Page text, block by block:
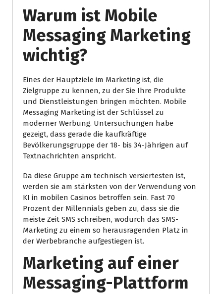
Warum ist Mobile
Messaging Marketing
wichtig?
Eines der Hauptziele im Marketing ist, die
Zielgruppe zu kennen, zu der Sie Ihre Produkte
und Dienstleistungen bringen möchten. Mobile
Messaging Marketing ist der Schlüssel zu
moderner Werbung. Untersuchungen habe
gezeigt, dass gerade die kaufkräftige
Bevölkerungsgruppe der 18- bis 34-Jährigen auf
Textnachrichten anspricht.
Da diese Gruppe am technisch versiertesten ist,
werden sie am stärksten von der Verwendung von
KI in mobilen Casinos betroffen sein. Fast 70
Prozent der Millennials geben zu, dass sie die
meiste Zeit SMS schreiben, wodurch das SMS-
Marketing zu einem so herausragenden Platz in
der Werbebranche aufgestiegen ist.
Marketing auf einer
Messaging-Plattform